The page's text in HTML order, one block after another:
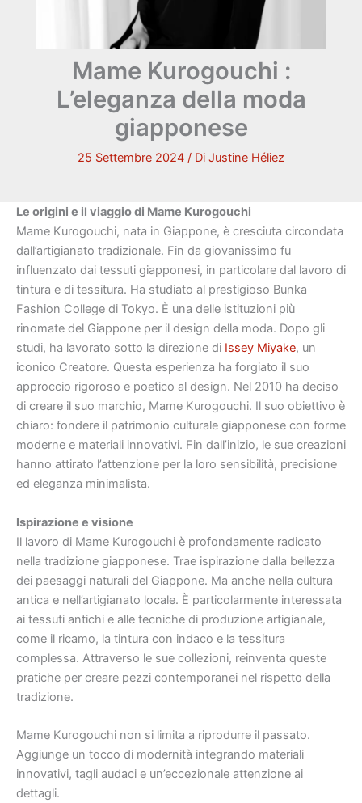
Mame Kurogouchi :
L’eleganza della moda
giapponese
25 Settembre 2024 / Di Justine Héliez
Le origini e il viaggio di Mame Kurogouchi
Mame Kurogouchi, nata in Giappone, è cresciuta circondata
dall’artigianato tradizionale. Fin da giovanissimo fu
influenzato dai tessuti giapponesi, in particolare dal lavoro di
tintura e di tessitura. Ha studiato al prestigioso Bunka
Fashion College di Tokyo. È una delle istituzioni più
rinomate del Giappone per il design della moda. Dopo gli
studi, ha lavorato sotto la direzione di Issey Miyake, un
iconico Creatore. Questa esperienza ha forgiato il suo
approccio rigoroso e poetico al design. Nel 2010 ha deciso
di creare il suo marchio, Mame Kurogouchi. Il suo obiettivo è
chiaro: fondere il patrimonio culturale giapponese con forme
moderne e materiali innovativi. Fin dall’inizio, le sue creazioni
hanno attirato l’attenzione per la loro sensibilità, precisione
ed eleganza minimalista.
Ispirazione e visione
Il lavoro di Mame Kurogouchi è profondamente radicato
nella tradizione giapponese. Trae ispirazione dalla bellezza
dei paesaggi naturali del Giappone. Ma anche nella cultura
antica e nell’artigianato locale. È particolarmente interessata
ai tessuti antichi e alle tecniche di produzione artigianale,
come il ricamo, la tintura con indaco e la tessitura
complessa. Attraverso le sue collezioni, reinventa queste
pratiche per creare pezzi contemporanei nel rispetto della
tradizione.
Mame Kurogouchi non si limita a riprodurre il passato.
Aggiunge un tocco di modernità integrando materiali
innovativi, tagli audaci e un’eccezionale attenzione ai
dettagli.